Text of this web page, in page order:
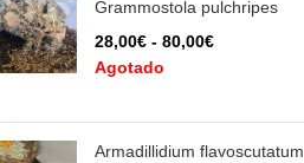
Grammostola pulchripes
28,00€ - 80,00€
Agotado
Armadillidium flavoscutatum